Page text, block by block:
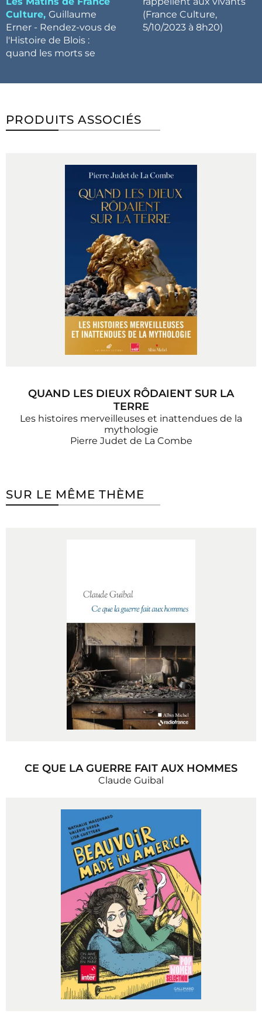
Culture, Guillaume
Erner - Rendez-vous de
l'Histoire de Blois :
quand les morts se
(France Culture,
5/10/2023 à 8h20)
PRODUITS ASSOCIÉS
QUAND LES DIEUX RÔDAIENT SUR LA
TERRE
Les histoires merveilleuses et inattendues de la
mythologie
Pierre Judet de La Combe
SUR LE MÊME THÈME
CE QUE LA GUERRE FAIT AUX HOMMES
Claude Guibal